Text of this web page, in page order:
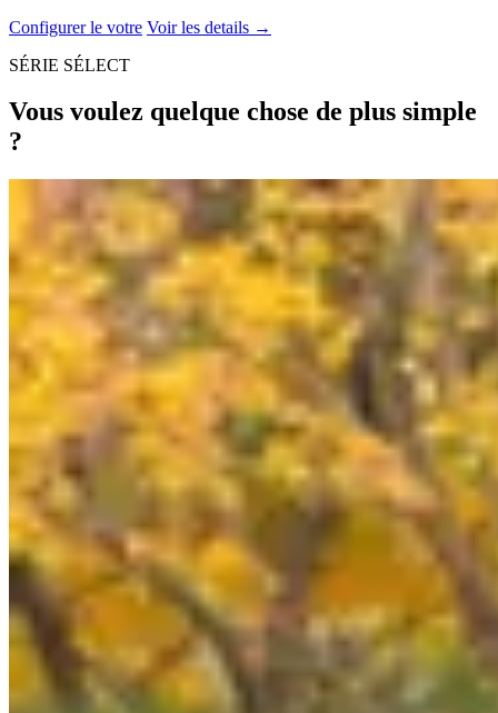
Configurer le votre Voir les details →
SÉRIE SÉLECT
Vous voulez quelque chose de plus simple
?